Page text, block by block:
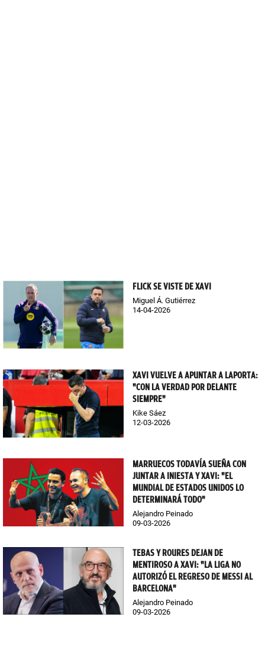
FLICK SE VISTE DE XAVI
Miguel Á. Gutiérrez
14-04-2026
XAVI VUELVE A APUNTAR A LAPORTA:
"CON LA VERDAD POR DELANTE
SIEMPRE"
Kike Sáez
12-03-2026
MARRUECOS TODAVÍA SUEÑA CON
JUNTAR A INIESTA Y XAVI: "EL
MUNDIAL DE ESTADOS UNIDOS LO
DETERMINARÁ TODO"
Alejandro Peinado
09-03-2026
TEBAS Y ROURES DEJAN DE
MENTIROSO A XAVI: "LA LIGA NO
AUTORIZÓ EL REGRESO DE MESSI AL
BARCELONA"
Alejandro Peinado
09-03-2026